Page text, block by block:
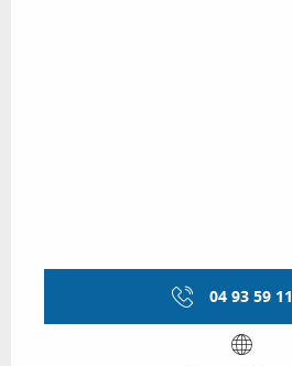
04 93 59 11